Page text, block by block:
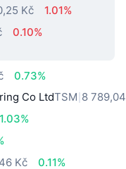
Kč
1.01%
0.10%
0.73%
Co LtdTSM 8
1.03%
Kč
0.11%